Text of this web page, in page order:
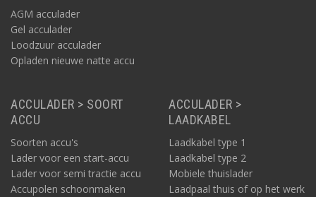
AGM acculader
Gel acculader
Loodzuur acculader
Opladen nieuwe natte accu
ACCULADER > SOORT
ACCU
Soorten accu's
Lader voor een start-accu
Lader voor semi tractie accu
Accupolen schoonmaken
ACCULADER >
LAADKABEL
Laadkabel type 1
Laadkabel type 2
Mobiele thuislader
Laadpaal thuis of op het werk